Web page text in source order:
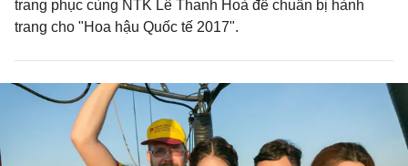
trang phục cùng NTK Lê Thanh Hoà để chuẩn bị hành
trang cho "Hoa hậu Quốc tế 2017".